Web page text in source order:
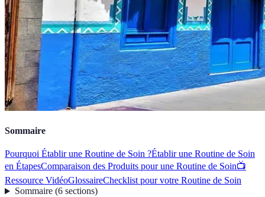
Sommaire
Pourquoi Établir une Routine de Soin ?Établir une Routine de Soin
en ÉtapesComparaison des Produits pour une Routine de Soin📺
Ressource VidéoGlossaireChecklist pour votre Routine de Soin
Sommaire(6 sections)